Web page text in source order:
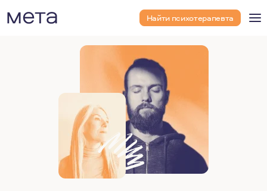
Найти психотерапевта